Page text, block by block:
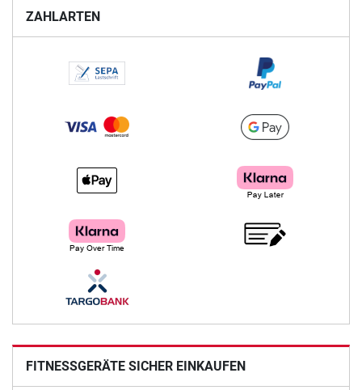
ZAHLARTEN
FITNESSGERÄTE SICHER EINKAUFEN